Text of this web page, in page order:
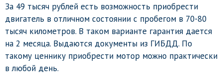
За 49 тысяч рублей есть возможность приобрести
двигатель в отличном состоянии с пробегом в 70-80
тысяч километров. В таком варианте гарантия дается
на 2 месяца. Выдаются документы из ГИБДД. По
такому ценнику приобрести мотор можно практически
в любой день.